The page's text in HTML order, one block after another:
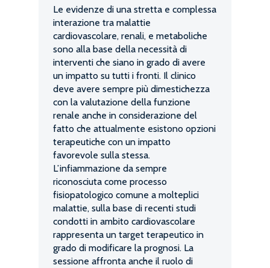
Le evidenze di una stretta e complessa
interazione tra malattie
cardiovascolare, renali, e metaboliche
sono alla base della necessità di
interventi che siano in grado di avere
un impatto su tutti i fronti. Il clinico
deve avere sempre più dimestichezza
con la valutazione della funzione
renale anche in considerazione del
fatto che attualmente esistono opzioni
terapeutiche con un impatto
favorevole sulla stessa.
L’infiammazione da sempre
riconosciuta come processo
fisiopatologico comune a molteplici
malattie, sulla base di recenti studi
condotti in ambito cardiovascolare
rappresenta un target terapeutico in
grado di modificare la prognosi. La
sessione affronta anche il ruolo di